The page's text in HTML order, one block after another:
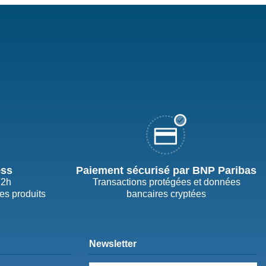
produits
Paiement sécurisé par BNP Paribas
Transactions protégées et données
bancaires cryptées
Newsletter